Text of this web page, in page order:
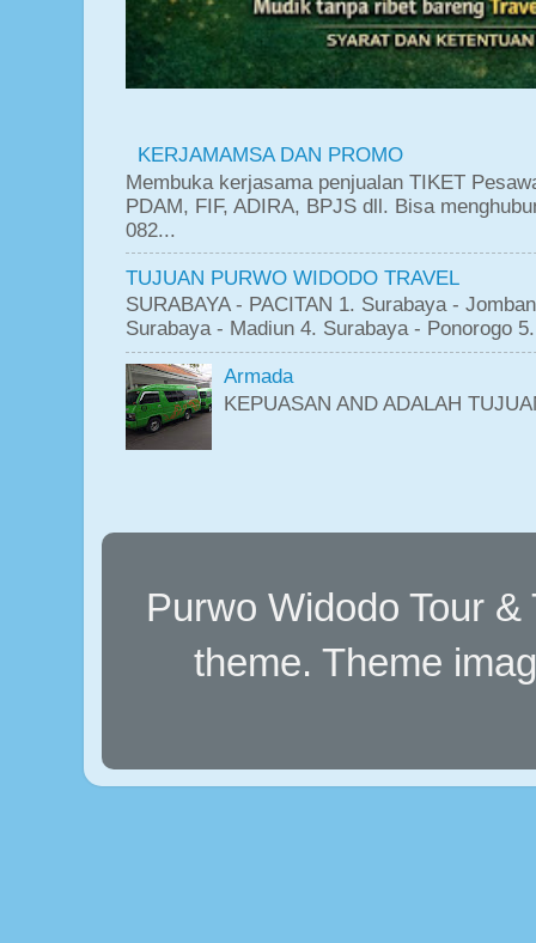
KERJAMAMSA DAN PROMO
Membuka kerjasama penjualan TIKET
PDAM, FIF, ADIRA, BPJS dll. Bisa
082...
TUJUAN PURWO WIDODO TRAVEL
SURABAYA - PACITAN 1. Surabaya -
Surabaya - Madiun 4. Surabaya - Ponorogo
Armada
KEPUASAN AND ADALAH
Purwo Widodo Tour
theme. Theme